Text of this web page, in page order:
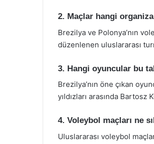
2. Maçlar hangi
Brezilya ve Polonya’nın
düzenlenen uluslararası
3. Hangi oyuncular bu
Brezilya’nın öne çıkan
yıldızları arasında
4. Voleybol maçları ne
Uluslararası voleybol